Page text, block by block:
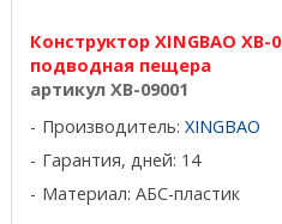
Конструктор XINGBAO XB-
подводная пещера
артикул XB-09001
Производитель: XINGBAO
Гарантия, дней: 14
Материал: АБС-пластик